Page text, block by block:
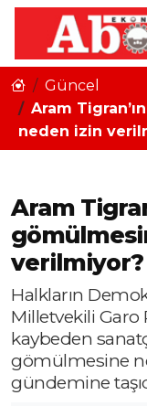
Güncel
Aram
neden izin
Aram
verilmiyor?
Halkların
Milletvekili Garo
kaybeden
gömülmesine
gündemine